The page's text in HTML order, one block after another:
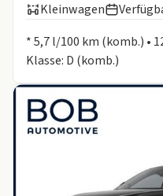
Kleinwagen
* 5,7 l/100 km (komb.) •
Klasse: D (komb.)